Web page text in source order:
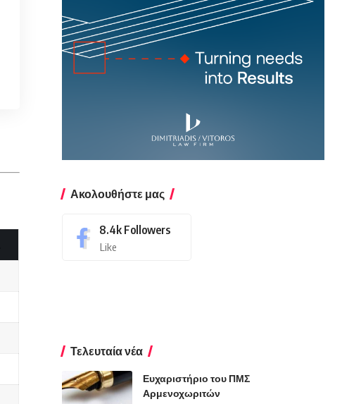
Ακολουθήστε μας
8.4k Followers
Like
Τελευταία νέα
Ευχαριστήριο του ΠΜΣ
Αρμενοχωριτών